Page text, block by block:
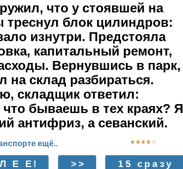
что у стоявшей на
блок цилиндров:
изнутри. Предстояла
капитальный ремонт,
Вернувшись в парк,
на склад разбираться.
складщик ответил:
бываешь в тех краях? Я
антифриз, а севанский.
ещё..
Е Е! >> 15 сразу